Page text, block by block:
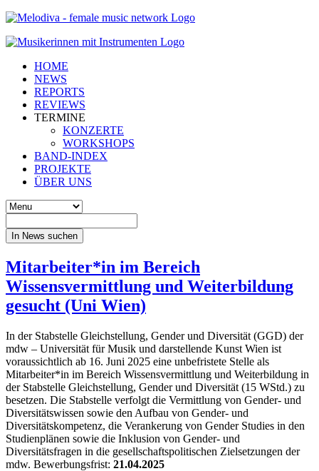
HOME
NEWS
REPORTS
REVIEWS
TERMINE
KONZERTE
WORKSHOPS
BAND-INDEX
PROJEKTE
ÜBER UNS
In News suchen
Mitarbeiter*in im Bereich
Wissensvermittlung und Weiterbildung
gesucht (Uni Wien)
In der Stabstelle Gleichstellung, Gender und Diversität (GGD) der
mdw – Universität für Musik und darstellende Kunst Wien ist
voraussichtlich ab 16. Juni 2025 eine unbefristete Stelle als
Mitarbeiter*in im Bereich Wissensvermittlung und Weiterbildung in
der Stabstelle Gleichstellung, Gender und Diversität (15 WStd.) zu
besetzen. Die Stabstelle verfolgt die Vermittlung von Gender- und
Diversitätswissen sowie den Aufbau von Gender- und
Diversitätskompetenz, die Verankerung von Gender Studies in den
Studienplänen sowie die Inklusion von Gender- und
Diversitätsfragen in die gesellschaftspolitischen Zielsetzungen der
mdw. Bewerbungsfrist: 21.04.2025